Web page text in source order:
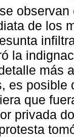
de los
la
más
es posible
que
privada